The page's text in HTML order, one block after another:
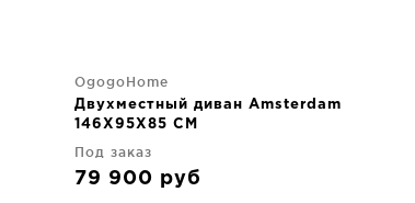
OgogoHome
Двухместный диван Amsterdam
146X95X85 CM
Под заказ
79 900 руб